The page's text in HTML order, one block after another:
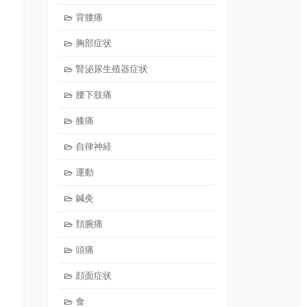
背腰痛
胸部症状
腎泌尿生殖器症状
腰下肢痛
膝痛
自律神経
運動
鍼灸
頚腕痛
頭痛
顔面症状
食